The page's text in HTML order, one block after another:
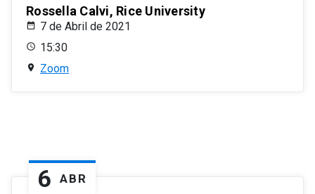
Rossella Calvi, Rice University
7 de Abril de 2021
15:30
Zoom
6 ABR